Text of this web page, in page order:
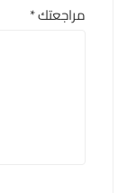
مراجعتك*